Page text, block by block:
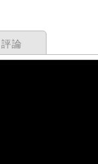
評論